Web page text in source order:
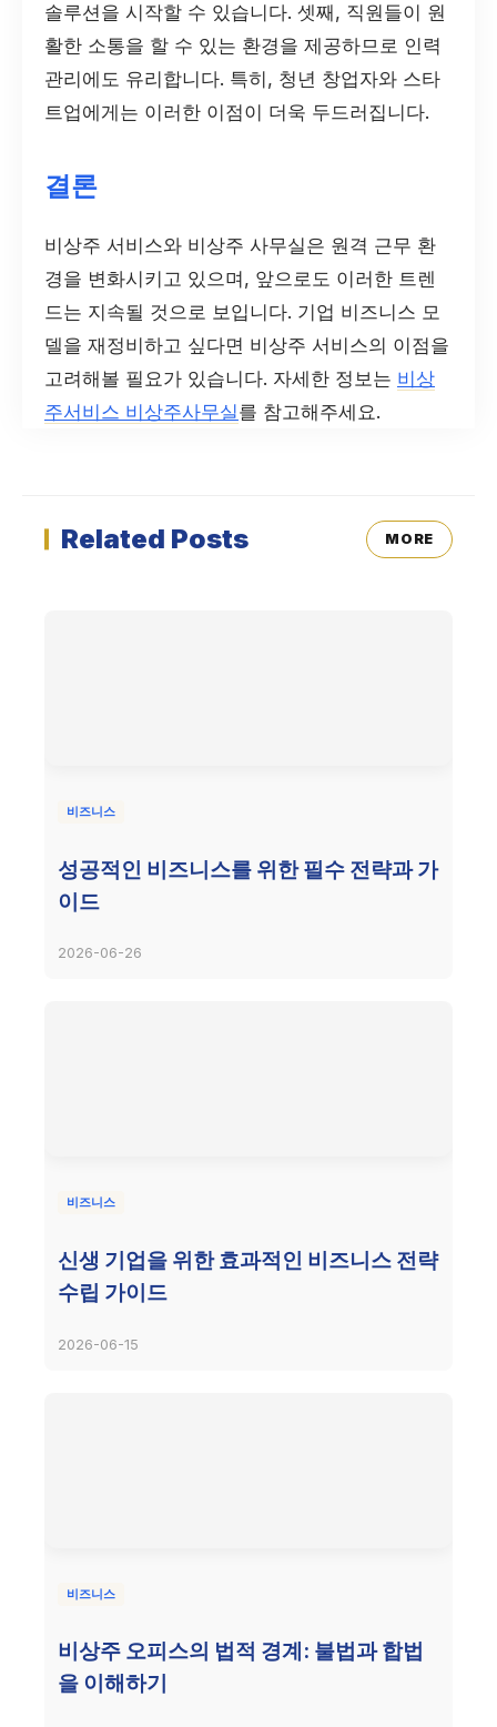
솔루션을 시작할 수 있습니다. 셋째, 직원들이 원
활한 소통을 할 수 있는 환경을 제공하므로 인력
관리에도 유리합니다. 특히, 청년 창업자와 스타
트업에게는 이러한 이점이 더욱 두드러집니다.
결론
비상주 서비스와 비상주 사무실은 원격 근무 환
경을 변화시키고 있으며, 앞으로도 이러한 트렌
드는 지속될 것으로 보입니다. 기업 비즈니스 모
델을 재정비하고 싶다면 비상주 서비스의 이점을
고려해볼 필요가 있습니다. 자세한 정보는 비상
주서비스 비상주사무실를 참고해주세요.
Related Posts MORE
비즈니스
성공적인 비즈니스를 위한 필수 전략과 가
이드
2026-06-26
비즈니스
신생 기업을 위한 효과적인 비즈니스 전략
수립 가이드
2026-06-15
비즈니스
비상주 오피스의 법적 경계: 불법과 합법
을 이해하기